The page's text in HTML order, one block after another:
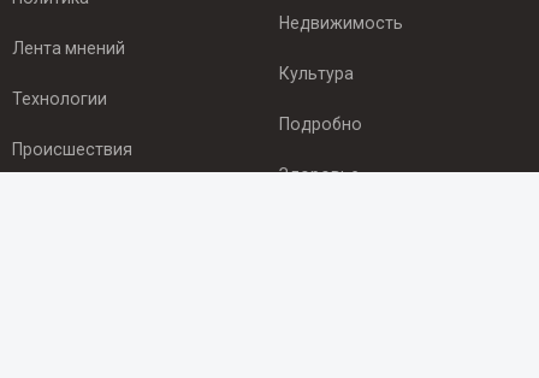
Лента мнений
Технологии
Происшествия
Недвижимость
Культура
Подробно
Здоровье